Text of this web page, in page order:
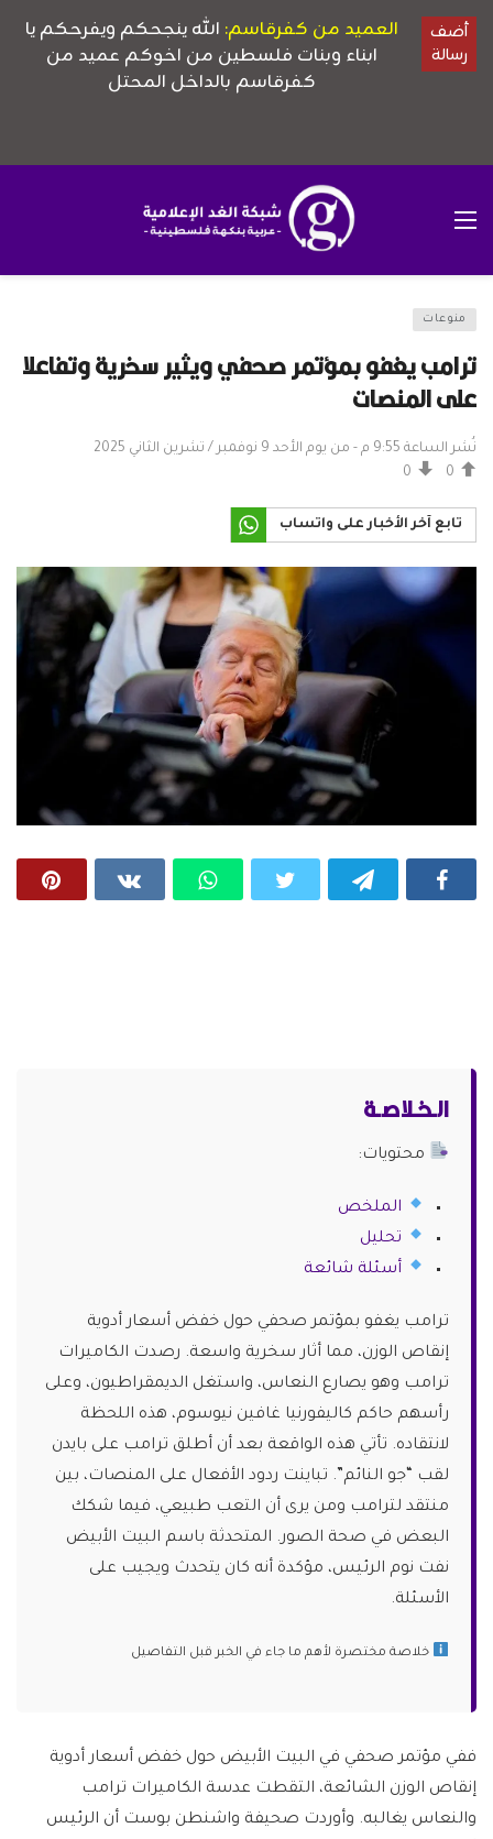
منوعات
ترامب يغفو بمؤتمر صحفي ويثير سخرية وتفاعلا
على المنصات
نُشر الساعة 9:55 م - من يوم الأحد 9 نوفمبر / تشرين الثاني 2025
0
0
تابع آخر الأخبار على واتساب
الـخـلاصـة
محتويات:
الملخص
تحليل
أسئلة شائعة
ترامب يغفو بمؤتمر صحفي حول خفض أسعار أدوية
إنقاص الوزن، مما أثار سخرية واسعة. رصدت الكاميرات
ترامب وهو يصارع النعاس، واستغل الديمقراطيون، وعلى
رأسهم حاكم كاليفورنيا غافين نيوسوم، هذه اللحظة
لانتقاده. تأتي هذه الواقعة بعد أن أطلق ترامب على بايدن
لقب “جو النائم”. تباينت ردود الأفعال على المنصات، بين
منتقد لترامب ومن يرى أن التعب طبيعي، فيما شكك
البعض في صحة الصور. المتحدثة باسم البيت الأبيض
نفت نوم الرئيس، مؤكدة أنه كان يتحدث ويجيب على
الأسئلة.
خلاصة مختصرة لأهم ما جاء في الخبر قبل التفاصيل
ففي مؤتمر صحفي في البيت الأبيض حول خفض أسعار أدوية
إنقاص الوزن الشائعة، التقطت عدسة الكاميرات ترامب
والنعاس يغالبه. وأوردت صحيفة واشنطن بوست أن الرئيس